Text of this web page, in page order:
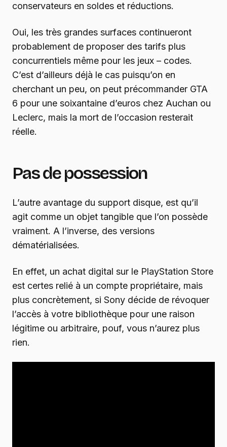
conservateurs en soldes et réductions.
Oui, les très grandes surfaces continueront
probablement de proposer des tarifs plus
concurrentiels même pour les jeux – codes.
C’est d’ailleurs déjà le cas puisqu’on en
cherchant un peu, on peut précommander GTA
6 pour une soixantaine d’euros chez Auchan ou
Leclerc, mais la mort de l’occasion resterait
réelle.
Pas de possession
L’autre avantage du support disque, est qu’il
agit comme un objet tangible que l’on possède
vraiment. A l’inverse, des versions
dématérialisées.
En effet, un achat digital sur le PlayStation Store
est certes relié à un compte propriétaire, mais
plus concrètement, si Sony décide de révoquer
l’accès à votre bibliothèque pour une raison
légitime ou arbitraire, pouf, vous n’aurez plus
rien.